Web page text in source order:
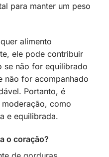
para manter um peso
alimento
ele pode contribuir
se não for equilibrado
não for acompanhado
Portanto, é
como
e equilibrada.
o coração?